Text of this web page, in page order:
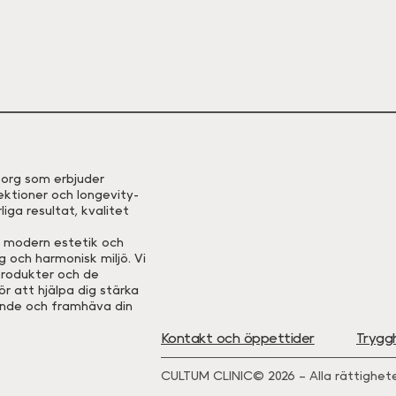
som erbjuder
och longevity-
resultat, kvalitet
modern estetik och
harmonisk miljö. Vi
och de
att hjälpa dig stärka
och framhäva din
Kontakt och öppettider
CULTUM CLINIC© 2026 – Alla